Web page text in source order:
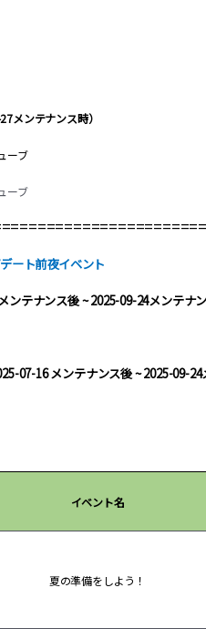
メンテナンス時）
ーブ
ーブ
ート前夜イベント
ンテナンス後 ~ 2025-09-24メンテナ
07-16 メンテナンス後 ~ 2025-09-
イベント名
夏の準備をしよう！